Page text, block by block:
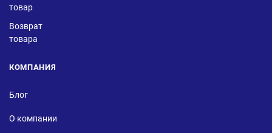
товар
Возврат
товара
КОМПАНИЯ
Блог
О компании